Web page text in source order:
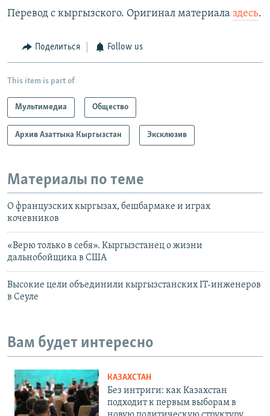
Перевод с кыргызского. Оригинал материала здесь.
Поделиться Follow us
This item is part of
Мультимедиа Общество
Архив Азаттыка Кыргызстан Эксклюзив
Материалы по теме
О французских кыргызах, бешбармаке и играх
кочевников
«Верю только в себя». Кыргызстанец о жизни
дальнобойщика в США
Высокие цели объединили кыргызстанских IT-инженеров
в Сеуле
Вам будет интересно
КАЗАХСТАН
Без интриги: как Казахстан
подходит к первым выборам в